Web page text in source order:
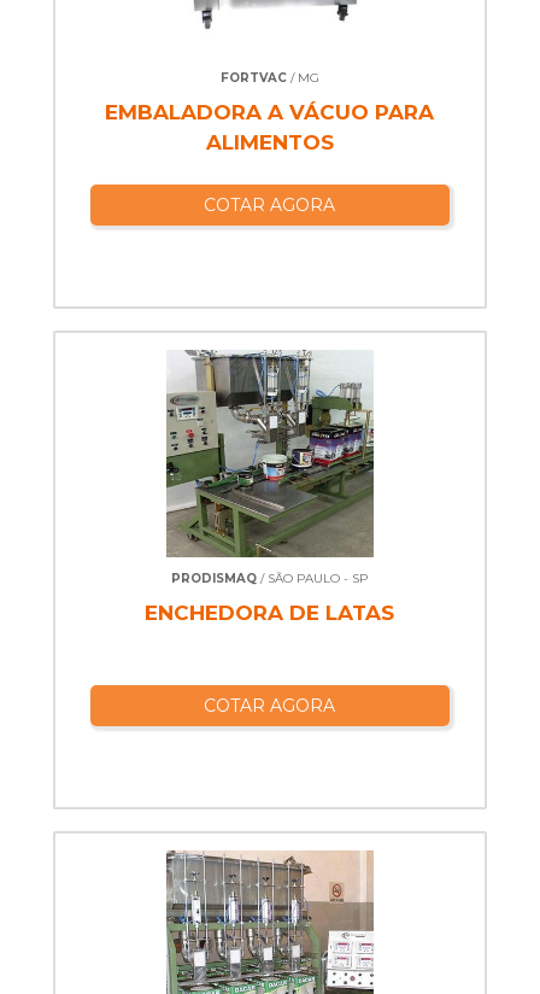
FORTVAC/ MG
EMBALADORA A VÁCUO PARA
ALIMENTOS
COTAR AGORA
PRODISMAQ / SÃO PAULO - SP
ENCHEDORA DE LATAS
COTAR AGORA